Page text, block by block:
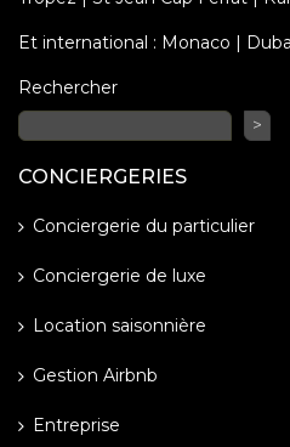
Et international : Monaco |
Rechercher
>
CONCIERGERIES
Conciergerie du particulier
Conciergerie de luxe
Location saisonnière
Gestion Airbnb
Entreprise